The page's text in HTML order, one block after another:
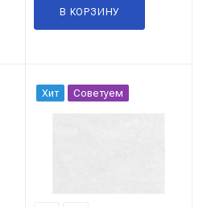
В КОРЗИНУ
Хит Советуем